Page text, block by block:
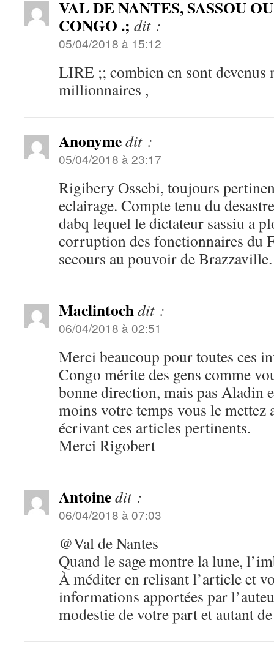
VAL DE NANTES, SASSOU
CONGO .; dit :
05/04/2018 à 15:12
LIRE ;; combien en sont devenus
millionnaires ,
Anonymedit :
05/04/2018 à 23:17
Rigibery Ossebi, toujours
eclairage. Compte tenu du
dabq lequel le dictateur sassiu a
corruption des fonctionnaires du
secours au pouvoir de Brazzaville.
Maclintochdit :
06/04/2018 à 02:51
Merci beaucoup pour toutes ces
Congo mérite des gens comme
bonne direction, mais pas Aladin
moins votre temps vous le mettez
écrivant ces articles pertinents.
Merci Rigobert
Antoinedit :
06/04/2018 à 07:03
@Val de Nantes
Quand le sage montre la lune,
À méditer en relisant l’article et
informations apportées par
modestie de votre part et autant